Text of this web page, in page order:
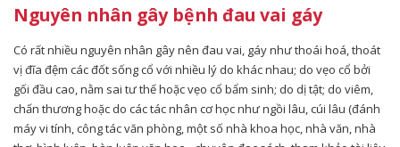
Nguyên nhân gây bệnh đau vai gáy
Có rất nhiều nguyên nhân gây nên đau vai, gáy như thoái hoá, thoát
vị đĩa đệm các đốt sống cổ với nhiều lý do khác nhau; do vẹo cổ bởi
gối đầu cao, nằm sai tư thế hoặc vẹo cổ bẩm sinh; do dị tật; do viêm,
chấn thương hoặc do các tác nhân cơ học như ngồi lâu, cúi lâu (đánh
máy vi tính, công tác văn phòng, một số nhà khoa học, nhà văn, nhà